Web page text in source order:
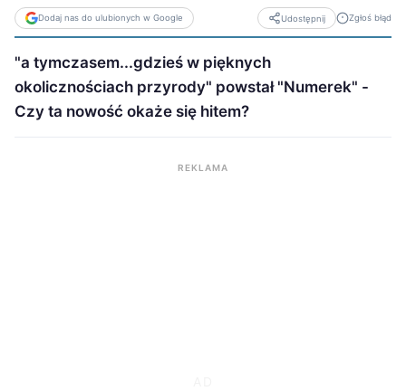
Dodaj nas do ulubionych w Google Udostępnij Zgłoś błąd
"a tymczasem...gdzieś w pięknych
okolicznościach przyrody" powstał "Numerek" -
Czy ta nowość okaże się hitem?
REKLAMA